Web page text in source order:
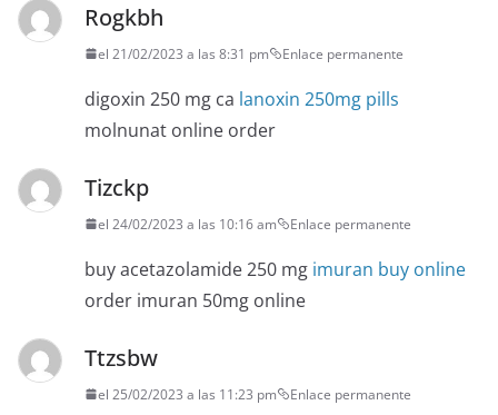
Rogkbh
el 21/02/2023 a las 8:31 pm Enlace permanente
digoxin 250 mg ca lanoxin 250mg pills
molnunat online order
Tizckp
el 24/02/2023 a las 10:16 am Enlace permanente
buy acetazolamide 250 mg imuran buy online
order imuran 50mg online
Ttzsbw
el 25/02/2023 a las 11:23 pm Enlace permanente